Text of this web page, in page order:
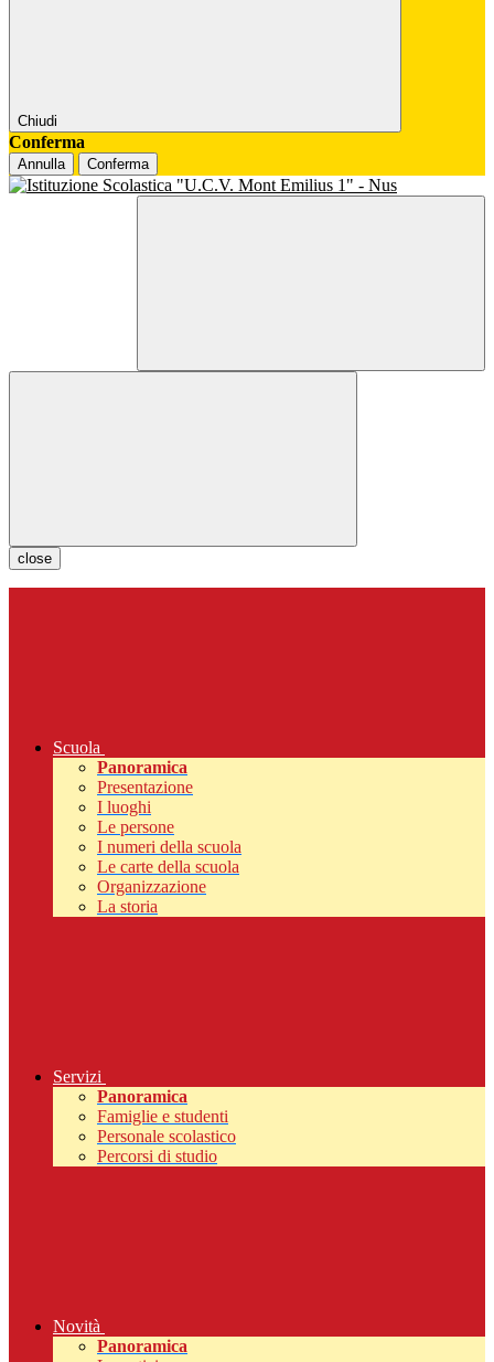
Chiudi
Conferma
Annulla Conferma
close
Scuola
Panoramica
Presentazione
I luoghi
Le persone
I numeri della scuola
Le carte della scuola
Organizzazione
La storia
Servizi
Panoramica
Famiglie e studenti
Personale scolastico
Percorsi di studio
Novità
Panoramica